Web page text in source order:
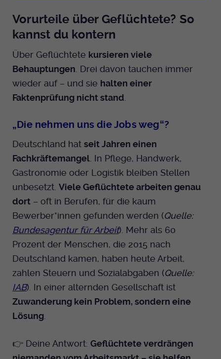
Vorurteile über Geflüchtete? So
kannst du kontern
Über Geflüchtete kursieren viele
Behauptungen . Drei davon tauchen immer
wieder auf – und sie halten einer
Faktenprüfung nicht stand
„Die nehmen uns die Jobs weg“?
Deutschland hat seit Jahren einen
Fachkräftemangel . In Pflege, Handwerk,
Gastronomie oder Logistik bleiben Stellen
unbesetzt. Viele Geflüchtete arbeiten genau
dort – oft in Berufen, für die kaum
Bewerber*innen gefunden werden (Quelle:
Bundesagentur für Arbeit). Mehr als 60
Prozent der Menschen, die 2015 nach
Deutschland kamen, haben heute Arbeit,
zahlen Steuern und Sozialabgaben (Quelle:
IAB). In einer alternden Gesellschaft ist
Zuwanderung kein Problem, sondern eine
Lösung
👉 Deine Antwort: Geflüchtete verdrängen